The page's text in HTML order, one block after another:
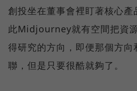
創投坐在董事會裡盯著核心產
此Midjourney就有空間把資
得研究的方向，即便那個方向
聯，但是只要很酷就夠了。